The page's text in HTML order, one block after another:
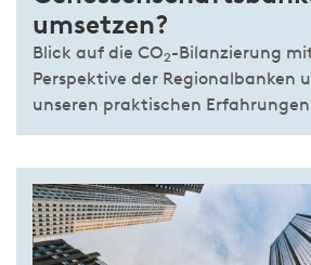
umsetzen?
Blick auf die CO2-Bilanzierung
Perspektive der Regionalbanken
unseren praktischen